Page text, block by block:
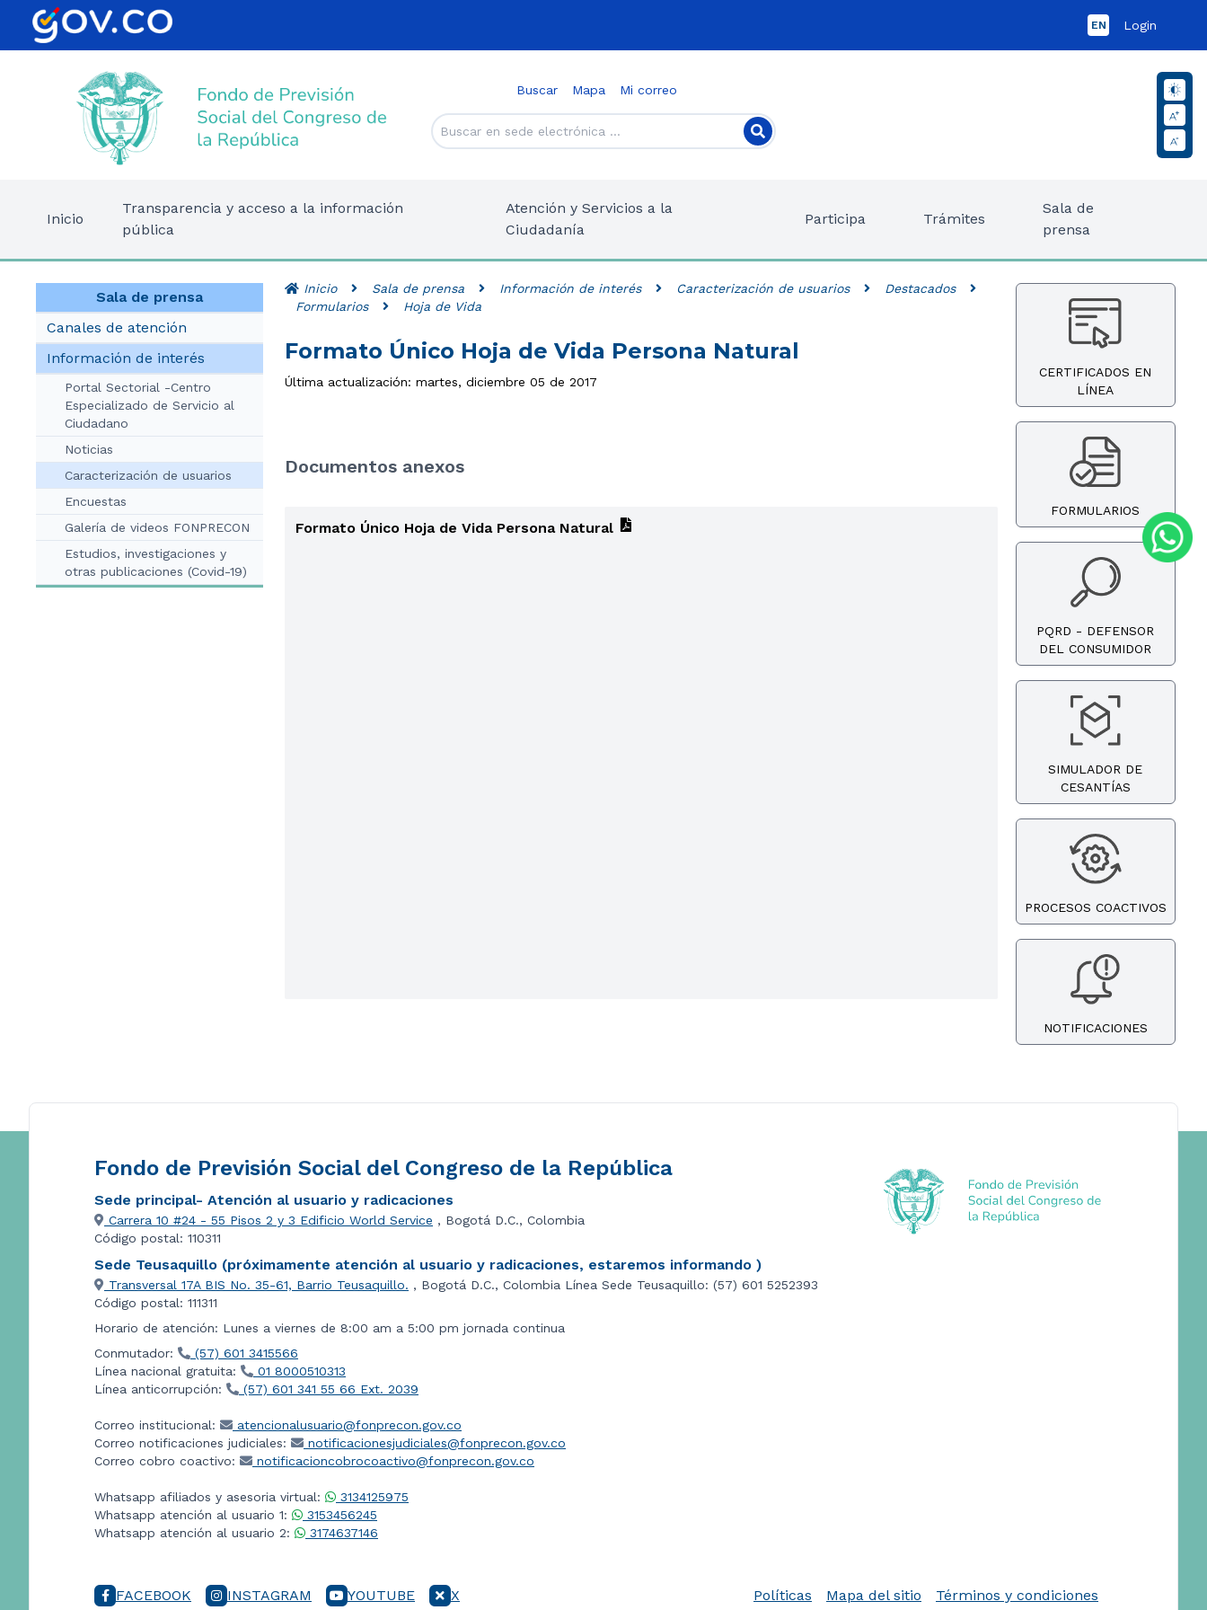
EN Login
Buscar Mapa Mi correo
Inicio
Transparencia y acceso a la información
pública
Atención y Servicios a la
Ciudadanía
Participa Trámites
Sala de
prensa
Sala de prensa
Canales de atención
Información de interés
Portal Sectorial -Centro
Especializado de Servicio al
Ciudadano
Noticias
Caracterización de usuarios
Encuestas
Galería de videos FONPRECON
Estudios, investigaciones y
otras publicaciones (Covid-19)
Inicio Sala de prensa Información de interés Caracterización de usuarios
Destacados
Formularios
Hoja de Vida
Formato Único Hoja de Vida Persona Natural
Última actualización: martes, diciembre 05 de 2017
Documentos anexos
Formato Único Hoja de Vida Persona Natural
CERTIFICADOS EN
LÍNEA
FORMULARIOS
PQRD - DEFENSOR
DEL CONSUMIDOR
SIMULADOR DE
CESANTÍAS
PROCESOS COACTIVOS
NOTIFICACIONES
Fondo de Previsión Social del Congreso de la República
Sede principal- Atención al usuario y radicaciones
Carrera 10 #24 - 55 Pisos 2 y 3 Edificio World Service , Bogotá D.C., Colombia
Código postal: 110311
Sede Teusaquillo (próximamente atención al usuario y radicaciones, estaremos informando )
Transversal 17A BIS No. 35-61, Barrio Teusaquillo. , Bogotá D.C., Colombia Línea Sede Teusaquillo: (57) 601 5252393
Código postal: 111311
Horario de atención: Lunes a viernes de 8:00 am a 5:00 pm jornada continua
Conmutador:
(57) 601 3415566
Línea nacional gratuita:
01 8000510313
Línea anticorrupción:
(57) 601 341 55 66 Ext. 2039
Correo institucional:
atencionalusuario@fonprecon.gov.co
Correo notificaciones judiciales:
notificacionesjudiciales@fonprecon.gov.co
Correo cobro coactivo:
notificacioncobrocoactivo@fonprecon.gov.co
Whatsapp afiliados y asesoria virtual:
3134125975
Whatsapp atención al usuario 1:
3153456245
Whatsapp atención al usuario 2:
3174637146
FACEBOOK INSTAGRAM YOUTUBE X Políticas Mapa del sitio Términos y condiciones